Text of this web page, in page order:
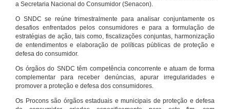
a Secretaria Nacional do Consumidor (Senacon).
O SNDC se reúne trimestralmente para analisar conjuntamente os
desafios enfrentados pelos consumidores e para a formulação de
estratégias de ação, tais como, fiscalizações conjuntas, harmonização
de entendimentos e elaboração de políticas públicas de proteção e
defesa do consumidor.
Os órgãos do SNDC têm competência concorrente e atuam de forma
complementar para receber denúncias, apurar irregularidades e
promover a proteção e defesa dos consumidores.
Os Procons são órgãos estaduais e municipais de proteção e defesa